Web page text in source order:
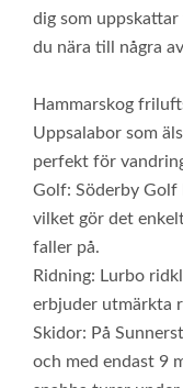
dig som
du nära till några
Hammarskog
Uppsalabor som
perfekt för
Golf: Söderby
vilket gör det
faller på.
Ridning: Lurbo
erbjuder utmärkta
Skidor: På
och med endast 9